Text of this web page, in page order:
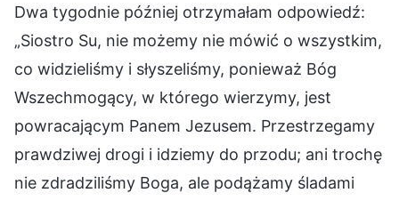
Dwa tygodnie później otrzymałam odpowiedź:
„Siostro Su, nie możemy nie mówić o wszystkim,
co widzieliśmy i słyszeliśmy, ponieważ Bóg
Wszechmogący, w którego wierzymy, jest
powracającym Panem Jezusem. Przestrzegamy
prawdziwej drogi i idziemy do przodu; ani trochę
nie zdradziliśmy Boga, ale podążamy śladami